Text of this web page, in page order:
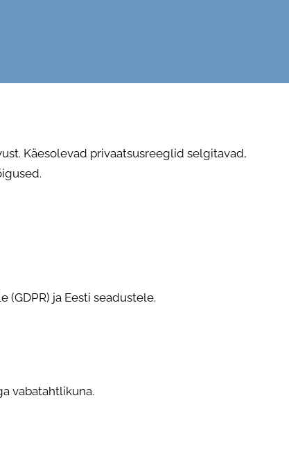
Käesolevad privaatsusreeglid selgitavad,
ja Eesti seadustele.
vabatahtlikuna.